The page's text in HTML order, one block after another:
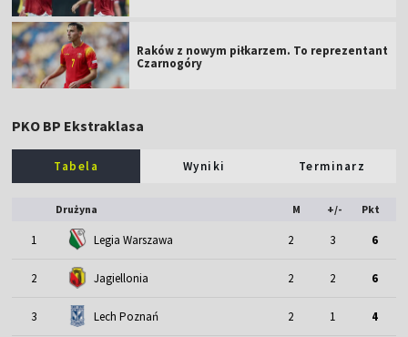
Raków z nowym piłkarzem. To reprezentant
Czarnogóry
PKO BP Ekstraklasa
Tabela Wyniki Terminarz
Drużyna M +/- Pkt
1 Legia Warszawa 2 3 6
2 Jagiellonia 2 2 6
3 Lech Poznań 2 1 4